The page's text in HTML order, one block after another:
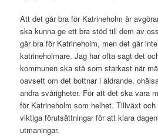
Att det går bra för Katrineholm är
ska kunna ge ett bra stöd till dem av
går bra för Katrineholm, men det går
katrineholmare. Jag har ofta sagt det
kommunen ska stå som starkast när
oavsett om det bottnar i åldrande,
andra svårigheter. För att det ska vara
för Katrineholm som helhet. Tillväxt
viktiga förutsättningar för att klara
utmaningar.